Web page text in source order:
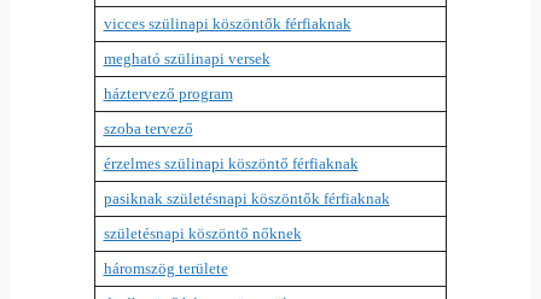
vicces szülinapi köszöntők férfiaknak
megható szülinapi versek
háztervező program
szoba tervező
érzelmes szülinapi köszöntő férfiaknak
pasiknak születésnapi köszöntők férfiaknak
születésnapi köszöntő nőknek
háromszög területe